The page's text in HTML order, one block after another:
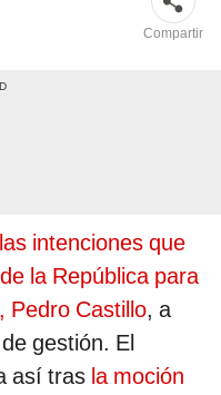
Compartir
las intenciones que
la República para
Pedro Castillo, a
gestión. El
así tras la moción